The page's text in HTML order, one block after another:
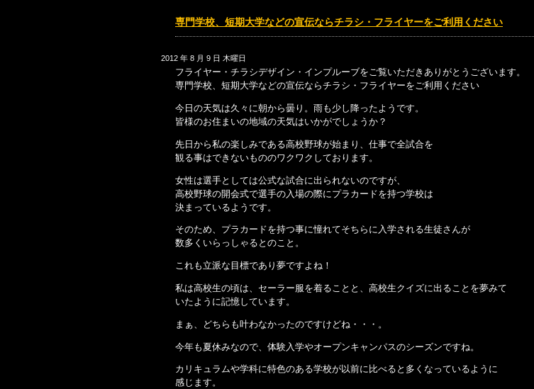
専門学校、短期大学などの宣伝ならチラシ・フライヤーをご利用ください
2012 年 8 月 9 日 木曜日
フライヤー・チラシデザイン・インプルーブをご覧いただきありがとうございます。
専門学校、短期大学などの宣伝ならチラシ・フライヤーをご利用ください
今日の天気は久々に朝から曇り。雨も少し降ったようです。
皆様のお住まいの地域の天気はいかがでしょうか？
先日から私の楽しみである高校野球が始まり、仕事で全試合を
観る事はできないもののワクワクしております。
女性は選手としては公式な試合に出られないのですが、
高校野球の開会式で選手の入場の際にプラカードを持つ学校は
決まっているようです。
そのため、プラカードを持つ事に憧れてそちらに入学される生徒さんが
数多くいらっしゃるとのこと。
これも立派な目標であり夢ですよね！
私は高校生の頃は、セーラー服を着ることと、高校生クイズに出ることを夢みて
いたように記憶しています。
まぁ、どちらも叶わなかったのですけどね・・・。
今年も夏休みなので、体験入学やオープンキャンパスのシーズンですね。
カリキュラムや学科に特色のある学校が以前に比べると多くなっているように
感じます。